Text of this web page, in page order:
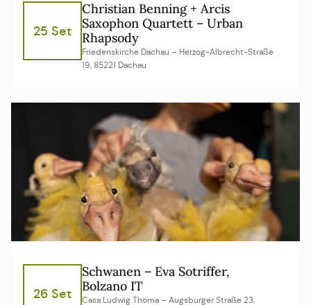
25 Set
Christian Benning + Arcis
Saxophon Quartett – Urban
Rhapsody
Friedenskirche Dachau – Herzog-Albrecht-Straße
19, 85221 Dachau
26 Set
Schwanen – Eva Sotriffer,
Bolzano IT
Casa Ludwig Thoma – Augsburger Straße 23,